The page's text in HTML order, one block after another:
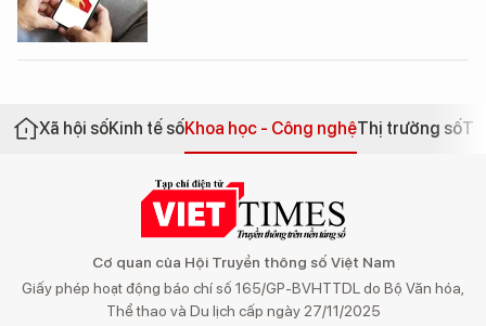
Xã hội sốKinh tế sốKhoa học - Công nghệThị trường số
Cơ quan của Hội Truyền thông số Việt Nam
Giấy phép hoạt động báo chí số 165/GP-BVHTTDL do Bộ Văn hóa,
Thể thao và Du lịch cấp ngày 27/11/2025